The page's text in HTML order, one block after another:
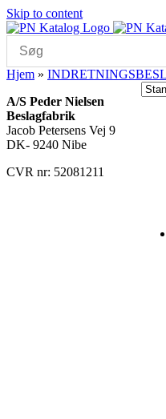
Skip to content
Hjem »
A/S Peder Nielsen
Beslagfabrik
Jacob Petersens Vej 9
DK- 9240 Nibe
CVR nr: 52081211